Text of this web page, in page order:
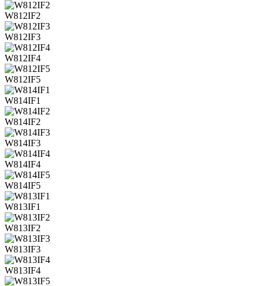
W812IF2
W812IF3
W812IF4
W812IF5
W814IF1
W814IF2
W814IF3
W814IF4
W814IF5
W813IF1
W813IF2
W813IF3
W813IF4